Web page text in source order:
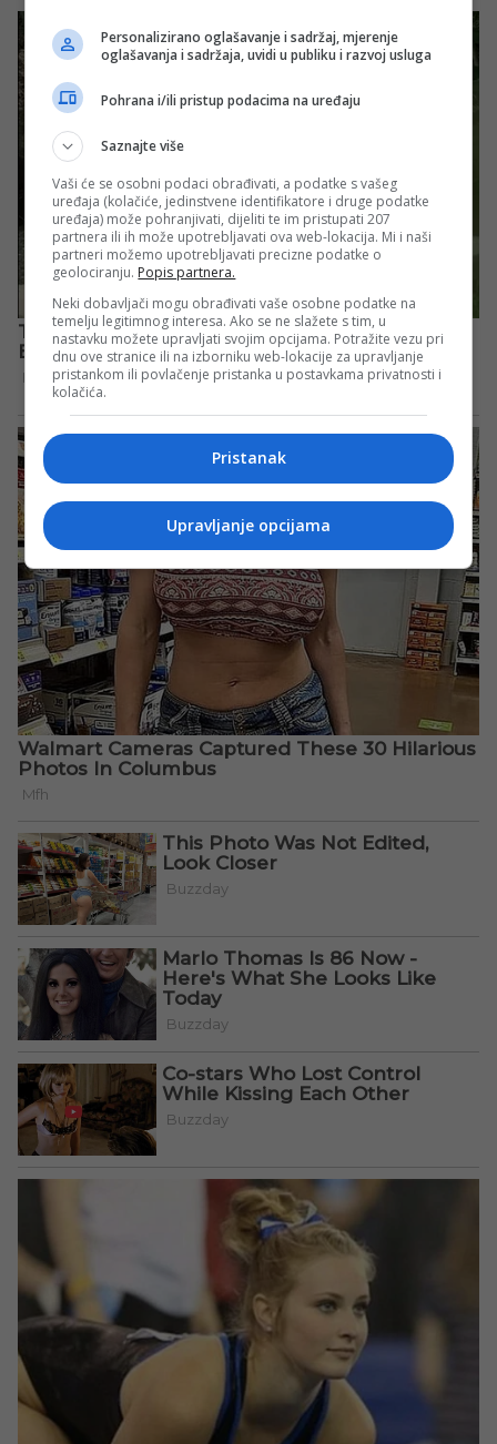
Personalizirano oglašavanje i sadržaj, mjerenje
oglašavanja i sadržaja, uvidi u publiku i razvoj usluga
Pohrana i/ili pristup podacima na uređaju
Saznajte više
Vaši će se osobni podaci obrađivati, a podatke s vašeg
uređaja (kolačiće, jedinstvene identifikatore i druge podatke
uređaja) može pohranjivati, dijeliti te im pristupati 207
partnera ili ih može upotrebljavati ova web-lokacija. Mi i naši
partneri možemo upotrebljavati precizne podatke o
geolociranju. Popis partnera.
Neki dobavljači mogu obrađivati vaše osobne podatke na
temelju legitimnog interesa. Ako se ne slažete s tim, u
nastavku možete upravljati svojim opcijama. Potražite vezu pri
dnu ove stranice ili na izborniku web-lokacije za upravljanje
pristankom ili povlačenje pristanka u postavkama privatnosti i
kolačića.
Pristanak
Upravljanje opcijama